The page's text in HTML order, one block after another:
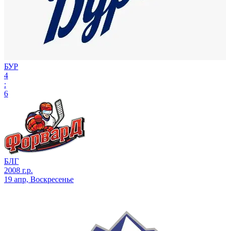
БУР
4
:
6
БЛГ
2008 г.р.
19 апр, Воскресенье